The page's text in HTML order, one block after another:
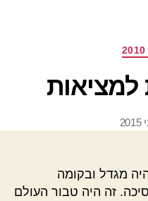
למציאות
מגדל ובקומה
זה היה טבור העולם